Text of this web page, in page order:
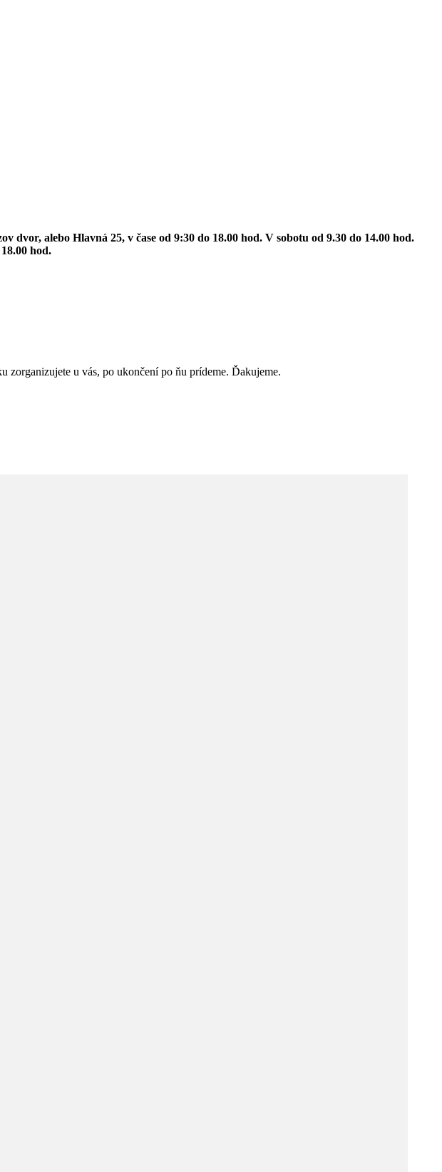
alebo Hlavná 25, v čase od 9:30 do 18.00 hod. V sobotu od 9.30 do 14.00 hod.
hod.
zorganizujete u vás, po ukončení po ňu prídeme. Ďakujeme.